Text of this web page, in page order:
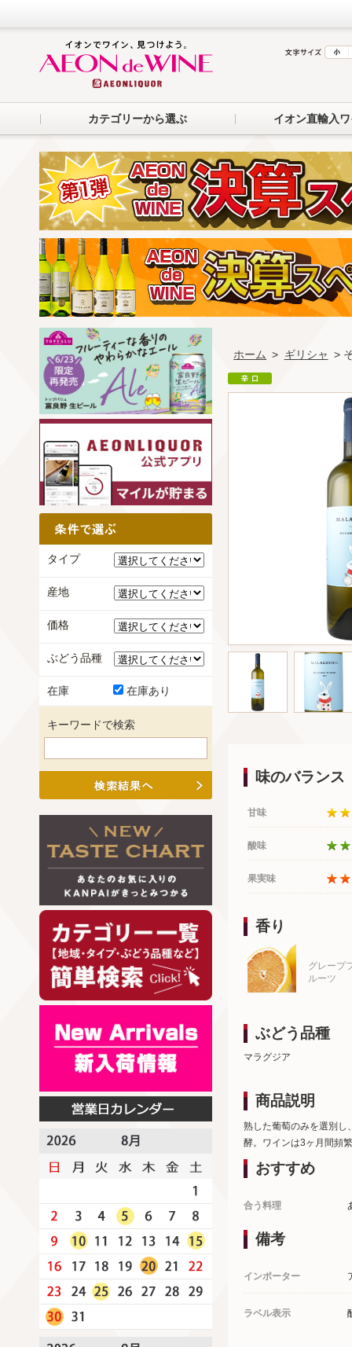
カテゴリーから選ぶ イオン直輸入
ホーム > ギリシャ >
味のバランス
甘味
酸味
果実味
香り
グレープ
ルーツ
ぶどう品種
マラグジア
商品説明
熟した葡萄のみを選別し
酵。ワインは3ヶ月間頻
おすすめ
合う料理
備考
インポーター
ラベル表示
タイプ
産地
価格
ぶどう品種
在庫 在庫あり
キーワードで検索